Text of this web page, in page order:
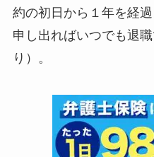
約の初日から１年を経
申し出ればいつでも退
り）。